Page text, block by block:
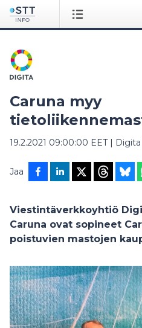
Caruna myy
19.2.2021 09:00:00 EET| Digita
Jaa
Viestintäverkkoyhtiö
Caruna ovat sopineet
poistuvien mastojen